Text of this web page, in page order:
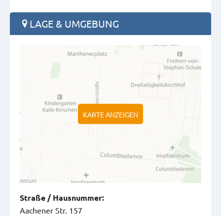
LAGE & UMGEBUNG
KARTE ANZEIGEN
Straße / Hausnummer:
Aachener Str. 157